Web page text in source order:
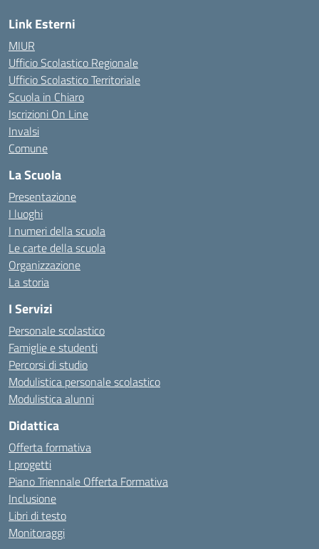
Link Esterni
MIUR
Ufficio Scolastico Regionale
Ufficio Scolastico Territoriale
Scuola in Chiaro
Iscrizioni On Line
Invalsi
Comune
La Scuola
Presentazione
I luoghi
I numeri della scuola
Le carte della scuola
Organizzazione
La storia
I Servizi
Personale scolastico
Famiglie e studenti
Percorsi di studio
Modulistica personale scolastico
Modulistica alunni
Didattica
Offerta formativa
I progetti
Piano Triennale Offerta Formativa
Inclusione
Libri di testo
Monitoraggi